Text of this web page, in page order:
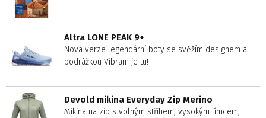
Altra LONE PEAK 9+
Nová verze legendární boty se svěžím designem a
podrážkou Vibram je tu!
Devold mikina Everyday Zip Merino
Mikina na zip s volným střihem, vysokým límcem,